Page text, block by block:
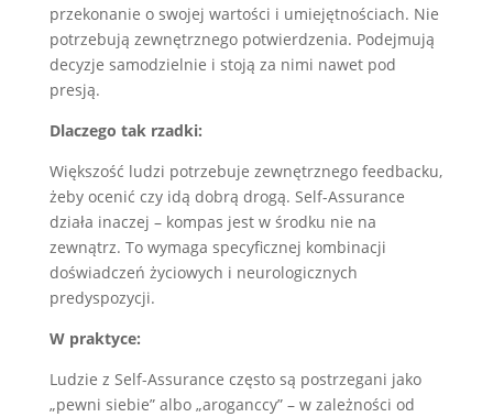
przekonanie o swojej wartości i umiejętnościach. Nie
potrzebują zewnętrznego potwierdzenia. Podejmują
decyzje samodzielnie i stoją za nimi nawet pod
presją.
Dlaczego tak rzadki:
Większość ludzi potrzebuje zewnętrznego feedbacku,
żeby ocenić czy idą dobrą drogą. Self-Assurance
działa inaczej – kompas jest w środku nie na
zewnątrz. To wymaga specyficznej kombinacji
doświadczeń życiowych i neurologicznych
predyspozycji.
W praktyce:
Ludzie z Self-Assurance często są postrzegani jako
„pewni siebie” albo „aroganccy” – w zależności od